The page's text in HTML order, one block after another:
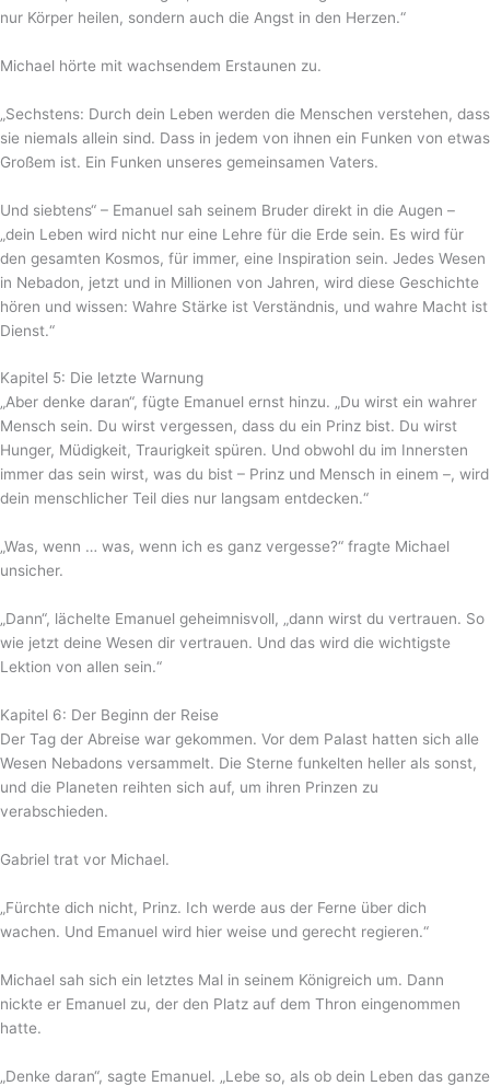
nur Körper heilen, sondern auch die Angst in den Herzen.“
Michael hörte mit wachsendem Erstaunen zu.
„Sechstens: Durch dein Leben werden die Menschen verstehen, dass
sie niemals allein sind. Dass in jedem von ihnen ein Funken von etwas
Großem ist. Ein Funken unseres gemeinsamen Vaters.
Und siebtens“ – Emanuel sah seinem Bruder direkt in die Augen –
„dein Leben wird nicht nur eine Lehre für die Erde sein. Es wird für
den gesamten Kosmos, für immer, eine Inspiration sein. Jedes Wesen
in Nebadon, jetzt und in Millionen von Jahren, wird diese Geschichte
hören und wissen: Wahre Stärke ist Verständnis, und wahre Macht ist
Dienst.“
Kapitel 5: Die letzte Warnung
„Aber denke daran“, fügte Emanuel ernst hinzu. „Du wirst ein wahrer
Mensch sein. Du wirst vergessen, dass du ein Prinz bist. Du wirst
Hunger, Müdigkeit, Traurigkeit spüren. Und obwohl du im Innersten
immer das sein wirst, was du bist – Prinz und Mensch in einem –, wird
dein menschlicher Teil dies nur langsam entdecken.“
„Was, wenn … was, wenn ich es ganz vergesse?“ fragte Michael
unsicher.
„Dann“, lächelte Emanuel geheimnisvoll, „dann wirst du vertrauen. So
wie jetzt deine Wesen dir vertrauen. Und das wird die wichtigste
Lektion von allen sein.“
Kapitel 6: Der Beginn der Reise
Der Tag der Abreise war gekommen. Vor dem Palast hatten sich alle
Wesen Nebadons versammelt. Die Sterne funkelten heller als sonst,
und die Planeten reihten sich auf, um ihren Prinzen zu
verabschieden.
Gabriel trat vor Michael.
„Fürchte dich nicht, Prinz. Ich werde aus der Ferne über dich
wachen. Und Emanuel wird hier weise und gerecht regieren.“
Michael sah sich ein letztes Mal in seinem Königreich um. Dann
nickte er Emanuel zu, der den Platz auf dem Thron eingenommen
hatte.
„Denke daran“, sagte Emanuel. „Lebe so, als ob dein Leben das ganze